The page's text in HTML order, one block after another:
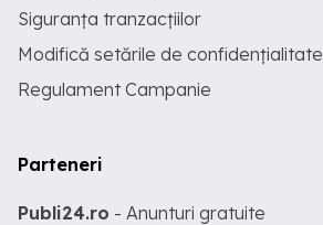
Siguranța tranzacțiilor
Modifică setările de confidențialitate
Regulament Campanie
Parteneri
Publi24.ro - Anunturi gratuite